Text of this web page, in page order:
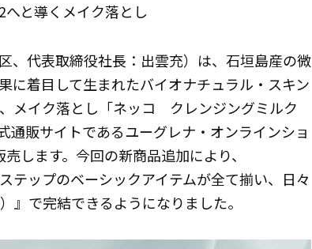
と導くメイク落とし
、代表取締役社長：出雲充）は、石垣島産の微
に着目して生まれたバイオナチュラル・スキン
メイク落とし「ネッコ クレンジングミルク
通販サイトであるユーグレナ・オンラインショ
ます。今回の新商品追加により、
テップのベーシックアイテムが全て揃い、日々
』で完結できるようになりました。